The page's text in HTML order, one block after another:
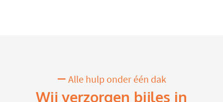
Alle hulp onder één dak
Wij verzorgen bijles in